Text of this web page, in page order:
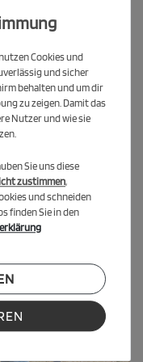
Cookies und
und sicher
behalten und um dir
zu zeigen. Damit das
Nutzer und wie sie
Sie uns diese
zustimmen,
und schneiden
finden Sie in den